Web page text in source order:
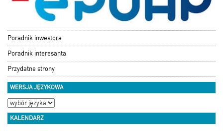
Poradnik inwestora
Poradnik interesanta
Przydatne strony
WERSJA JĘZYKOWA
KALENDARZ